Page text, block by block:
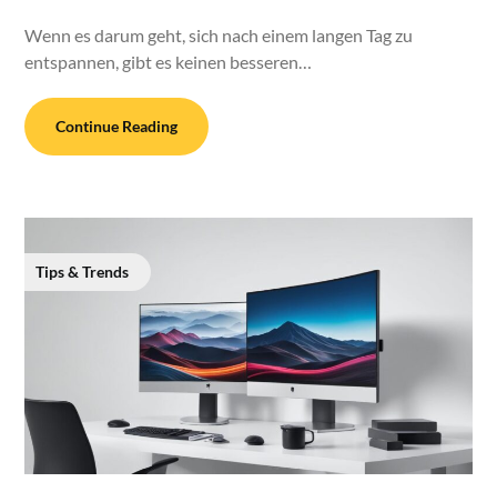
Wenn es darum geht, sich nach einem langen Tag zu
entspannen, gibt es keinen besseren…
Continue Reading
Tips & Trends